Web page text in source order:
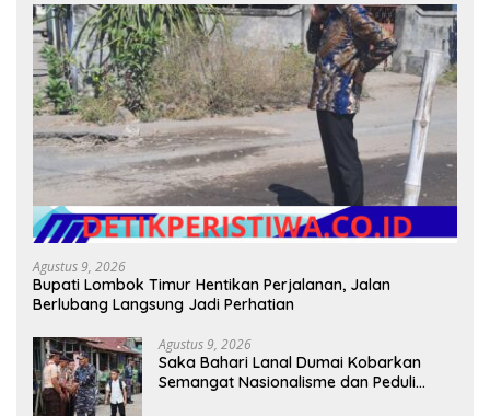
Agustus 9, 2026
Bupati Lombok Timur Hentikan Perjalanan, Jalan
Berlubang Langsung Jadi Perhatian
Agustus 9, 2026
Saka Bahari Lanal Dumai Kobarkan
Semangat Nasionalisme dan Peduli